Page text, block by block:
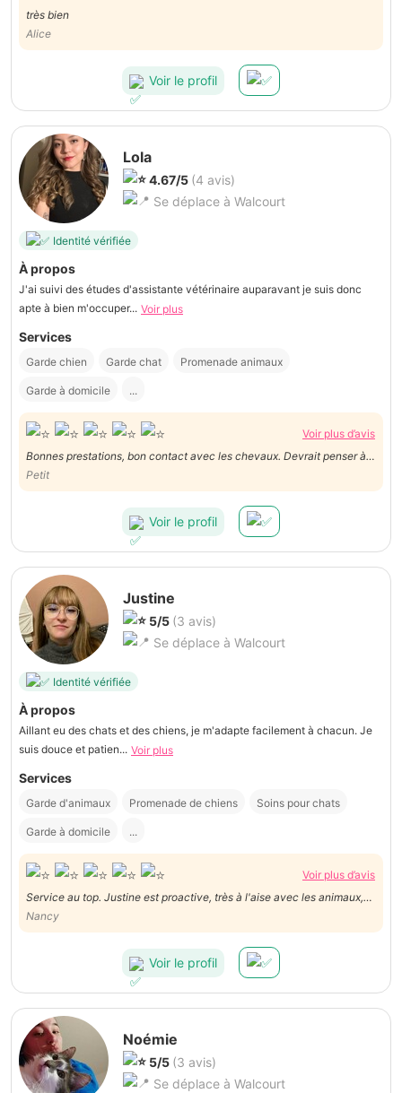
très bien
Alice
Voir le profil
Lola
4.67/5 (4 avis)
Se déplace à Walcourt
Identité vérifiée
À propos
J'ai suivi des études d'assistante vétérinaire auparavant je suis donc
apte à bien m'occuper... Voir plus
Services
Garde chien Garde chat Promenade animaux
Garde à domicile ...
Voir plus d’avis
Bonnes prestations, bon contact avec les chevaux. Devrait penser à
une solution pour les déplacements ou les annoncer dans les autres
dépenses . tarif horaire hors normes Ne correspondait pas au tarif
Petit
Voir le profil
Justine
5/5 (3 avis)
Se déplace à Walcourt
Identité vérifiée
À propos
Aillant eu des chats et des chiens, je m'adapte facilement à chacun. Je
suis douce et patien... Voir plus
Services
Garde d'animaux Promenade de chiens Soins pour chats
Garde à domicile ...
Voir plus d’avis
Service au top. Justine est proactive, très à l'aise avec les animaux,
communication transparente.
Nancy
Voir le profil
Noémie
5/5 (3 avis)
Se déplace à Walcourt